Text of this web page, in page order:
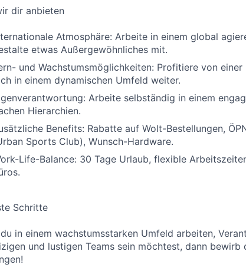
dir anbieten
Atmosphäre: Arbeite in einem global
etwas Außergewöhnliches mit.
und Wachstumsmöglichkeiten: Profitiere von
in einem dynamischen Umfeld weiter.
Arbeite selbständig in einem
Hierarchien.
Benefits: Rabatte auf Wolt-Bestellungen,
Sports Club), Wunsch-Hardware.
Life-Balance: 30 Tage Urlaub, flexible
Schritte
in einem wachstumsstarken Umfeld arbeiten,
und lustigen Teams sein möchtest, dann